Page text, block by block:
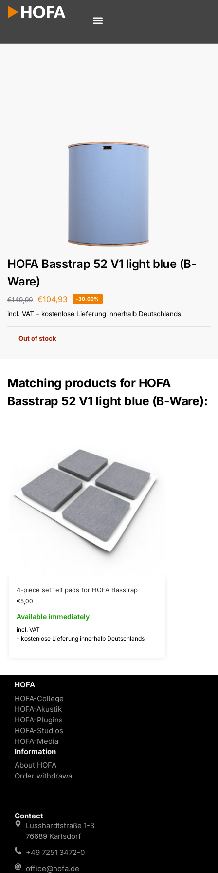
HOFA Basstrap 52 V1 light blue (B-
Ware)
€149,90 €104,93 -30.00%
incl. VAT – kostenlose Lieferung innerhalb Deutschlands
Out of stock
Matching products for HOFA
Basstrap 52 V1 light blue (B-Ware):
4-piece set felt pads for HOFA Basstrap
€5,00
Available immediately
incl. VAT
– kostenlose Lieferung innerhalb Deutschlands
HOFA
HOFA-College
HOFA-Akustik
HOFA-Plugins
HOFA-Studios
HOFA-Media
Information
About HOFA
Order withdrawal
Contact
Lusshardtstraße 1-3
76689 Karlsdorf
+49 7251 3472-0
office@hofa.de